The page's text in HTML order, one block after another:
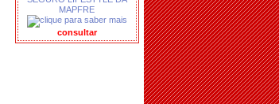
MAPFRE
consultar